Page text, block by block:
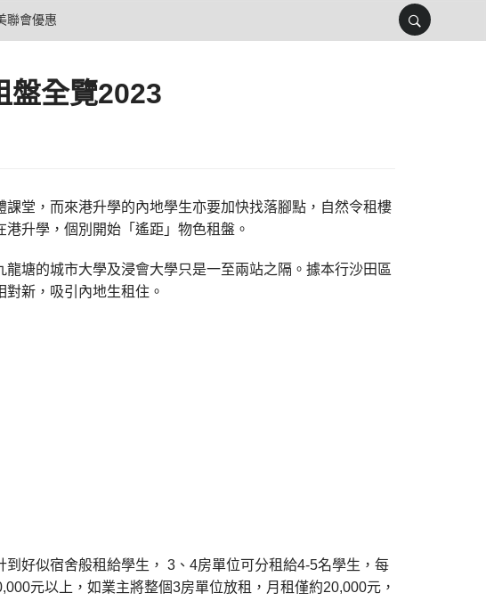
聯會優惠
盤全覽2023
堂，而來港升學的內地學生亦要加快找落腳點，自然令租樓
升學，個別開始「遙距」物色租盤。
塘的城市大學及浸會大學只是一至兩站之隔。據本行沙田區
對新，吸引內地生租住。
好似宿舍般租給學生， 3 、 4房單位可分租給4-5名學生，每
元以上，如業主將整個3房單位放租，月租僅約20,000元，